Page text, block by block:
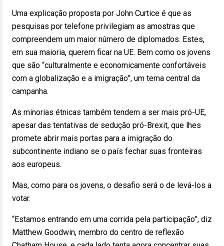
Uma explicação proposta por John Curtice é que as
pesquisas por telefone privilegiam as amostras que
compreendem um maior número de diplomados. Estes,
em sua maioria, querem ficar na UE. Bem como os jovens
que são “culturalmente e economicamente confortáveis
com a globalização e a imigração”, um tema central da
campanha.
As minorias étnicas também tendem a ser mais pró-UE,
apesar das tentativas de sedução pró-Brexit, que lhes
promete abrir mais portas para a imigração do
subcontinente indiano se o país fechar suas fronteiras
aos europeus.
Mas, como para os jovens, o desafio será o de levá-los a
votar.
“Estamos entrando em uma corrida pela participação”, diz
Matthew Goodwin, membro do centro de reflexão